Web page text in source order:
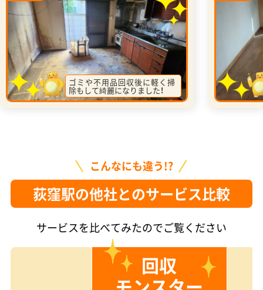
ゴミや不用品回収後に軽く掃
除もして綺麗になりました！
こんなにも違う!?
荻窪駅の他社とのサービス比較
サービスを比べてみたのでご覧ください
回収